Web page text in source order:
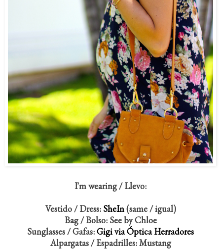
I'm wearing / Llevo:
Vestido / Dress: SheIn(same / igual)
Bag / Bolso: See byChloe
Sunglasses / Gafas:Gigi via Óptica Herradores
Alpargatas / Espadrilles: Mustang